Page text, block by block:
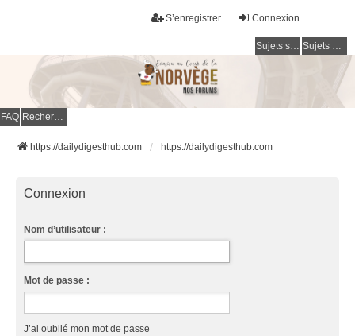
Connexion
S’enregistrer
Sujets sans réponse Sujets actifs
FAQ Rechercher
https://dailydigesthub.com https://dailydigesthub.com
Connexion
Nom d’utilisateur :
Mot de passe :
J’ai oublié mon mot de passe